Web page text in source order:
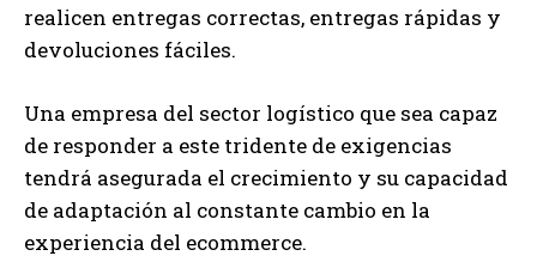
realicen entregas correctas, entregas rápidas y
devoluciones fáciles.
Una empresa del sector logístico que sea capaz
de responder a este tridente de exigencias
tendrá asegurada el crecimiento y su capacidad
de adaptación al constante cambio en la
experiencia del ecommerce.